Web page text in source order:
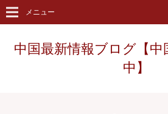
中国最新情報ブログ【
中】
メニュー